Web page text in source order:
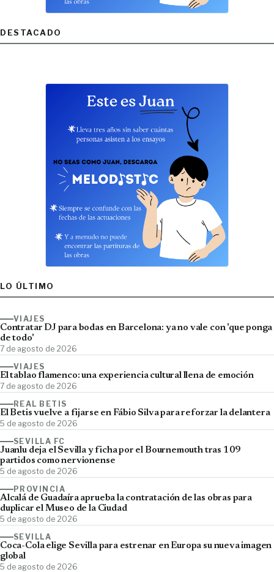
DESTACADO
LO ÚLTIMO
VIAJES
Contratar DJ para bodas en Barcelona: ya no vale con 'que ponga
de todo'
7 de agosto de 2026
VIAJES
El tablao flamenco: una experiencia cultural llena de emoción
7 de agosto de 2026
REAL BETIS
El Betis vuelve a fijarse en Fábio Silva para reforzar la delantera
5 de agosto de 2026
SEVILLA FC
Juanlu deja el Sevilla y ficha por el Bournemouth tras 109
partidos como nervionense
5 de agosto de 2026
PROVINCIA
Alcalá de Guadaíra aprueba la contratación de las obras para
duplicar el Museo de la Ciudad
5 de agosto de 2026
SEVILLA
Coca-Cola elige Sevilla para estrenar en Europa su nueva imagen
global
5 de agosto de 2026